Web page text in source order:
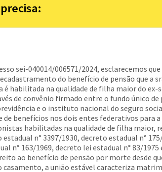
sei-040014/006571/2024, esclarecemos
do benefício de pensão que a
habilitada na qualidade de filha maior do ex-
de convênio firmado entre o fundo único de
e o instituto nacional do seguro
benefícios nos dois entes federativos para a
habilitadas na qualidade de filha maior,
n° 3397/1930, decreto estadual n°
n° 163/1969, decreto lei estadual n° 83/1975
ao benefício de pensão por morte desde
casamento, a união estável caracteriza